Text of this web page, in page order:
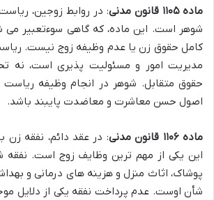
ماده ۱۱۰۵ قانون مدنی
: در روابط زوجین،
شوهر است. این ماده، که گاهی سوءتعبیر
کامل حقوق زن یا عدم وظیفه زوج نیست.
مدیریت امور و مسئولیت پذیری است، نه
حقوق متقابل. شوهر در انجام وظیفه ریاست
اصول حسن معاشرت و معاضدت پایبند باشد.
ماده ۱۱۰۶ قانون مدنی
: در عقد دائم، نفقه
این یکی از مهم ترین وظایف زوج است. نفقه
پوشاک، اثاث منزل و هزینه های درمانی و
شأن اوست. عدم پرداخت نفقه یکی از دلایل